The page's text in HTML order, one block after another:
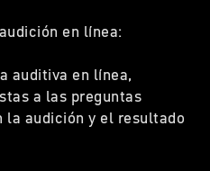
en línea:
auditiva en línea,
a las preguntas
audición y el resultado